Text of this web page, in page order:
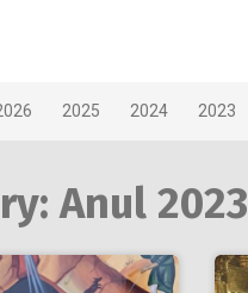
2025 2024 2023
Anul 2023